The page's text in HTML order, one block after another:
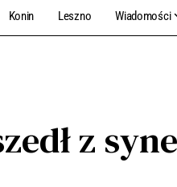
Konin Leszno Wiadomości
z